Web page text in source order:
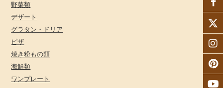
野菜類
デザート
グラタン・ドリア
ピザ
焼き粉もの類
海鮮類
ワンプレート